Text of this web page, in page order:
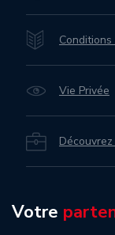
Conditions
Vie Privée
Votre